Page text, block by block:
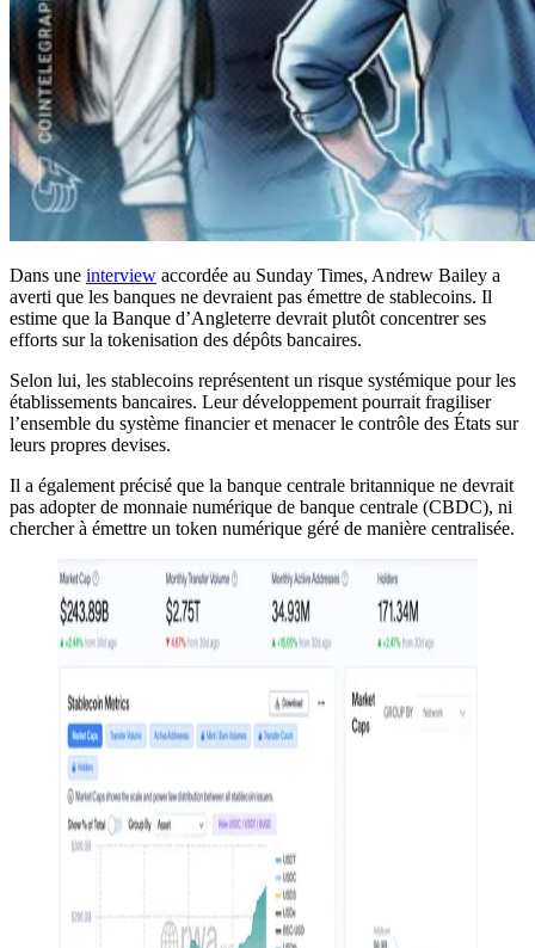
Dans une interview accordée au Sunday Times, Andrew Bailey a
averti que les banques ne devraient pas émettre de stablecoins. Il
estime que la Banque d’Angleterre devrait plutôt concentrer ses
efforts sur la tokenisation des dépôts bancaires.
Selon lui, les stablecoins représentent un risque systémique pour les
établissements bancaires. Leur développement pourrait fragiliser
l’ensemble du système financier et menacer le contrôle des États sur
leurs propres devises.
Il a également précisé que la banque centrale britannique ne devrait
pas adopter de monnaie numérique de banque centrale (CBDC), ni
chercher à émettre un token numérique géré de manière centralisée.